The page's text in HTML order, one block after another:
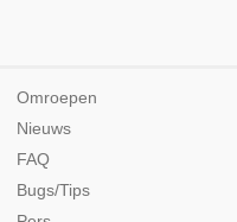
Omroepen
Nieuws
FAQ
Bugs/Tips